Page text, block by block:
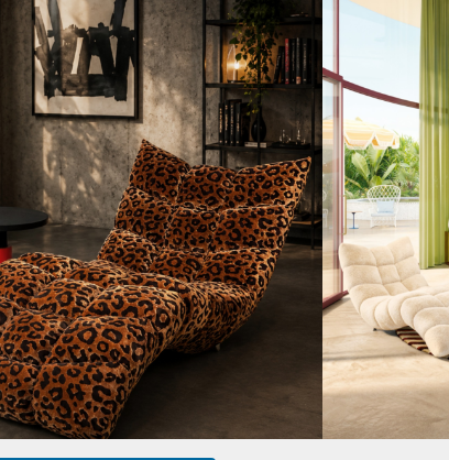
A bold statement. A quiet retreat.
Mit unserem...
198 4